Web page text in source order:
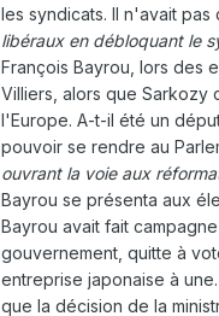
les syndicats. Il n'avait pas
libéraux en débloquant le
François Bayrou, lors des
Villiers, alors que Sarkozy
l'Europe. A-t-il été un
pouvoir se rendre au
ouvrant la voie aux
Bayrou se présenta aux
Bayrou avait fait
gouvernement, quitte à
entreprise japonaise à
que la décision de la